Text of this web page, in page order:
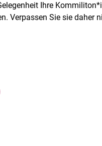
Ihre
Verpassen Sie sie daher
teilen (externer Link,
Facebook teilen (externer